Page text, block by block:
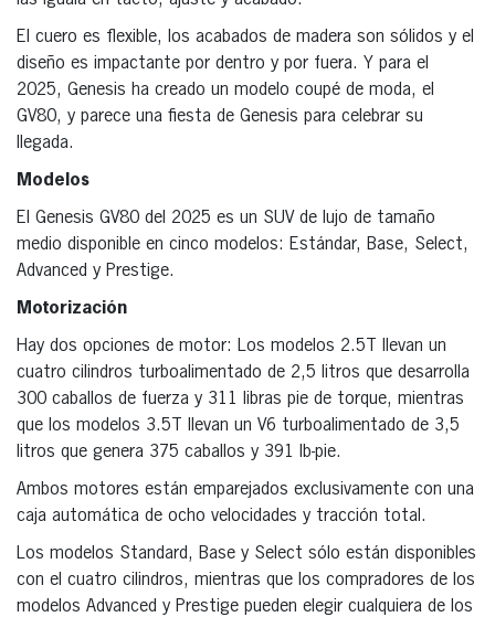
El cuero es flexible, los acabados de madera son sólidos y el
diseño es impactante por dentro y por fuera. Y para el
2025, Genesis ha creado un modelo coupé de moda, el
GV80, y parece una fiesta de Genesis para celebrar su
llegada.
Modelos
El Genesis GV80 del 2025 es un SUV de lujo de tamaño
medio disponible en cinco modelos: Estándar, Base, Select,
Advanced y Prestige.
Motorización
Hay dos opciones de motor: Los modelos 2.5T llevan un
cuatro cilindros turboalimentado de 2,5 litros que desarrolla
300 caballos de fuerza y 311 libras pie de torque, mientras
que los modelos 3.5T llevan un V6 turboalimentado de 3,5
litros que genera 375 caballos y 391 lb-pie.
Ambos motores están emparejados exclusivamente con una
caja automática de ocho velocidades y tracción total.
Los modelos Standard, Base y Select sólo están disponibles
con el cuatro cilindros, mientras que los compradores de los
modelos Advanced y Prestige pueden elegir cualquiera de los